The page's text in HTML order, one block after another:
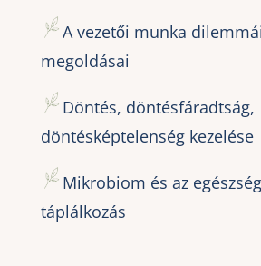
A vezetői munka
megoldásai
Döntés, döntésfáradtság,
döntésképtelenség kezelése
Mikrobiom és az
táplálkozás